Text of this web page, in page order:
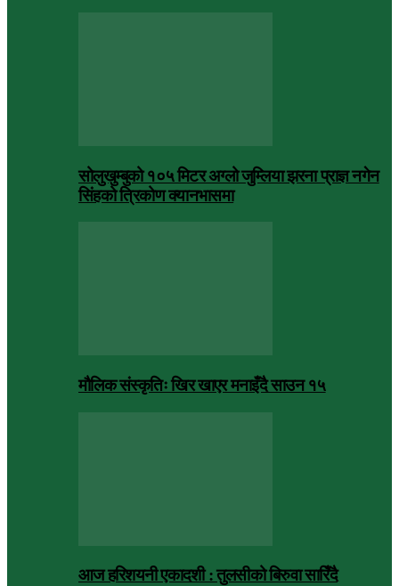
सोलुखुम्बुको १०५ मिटर अग्लो जुम्लिया झरना प्राज्ञ नगेन
सिंहको त्रिकोण क्यानभासमा
मौलिक संस्कृतिः खिर खाएर मनाइँदै साउन १५
आज हरिशयनी एकादशी : तुलसीको बिरुवा सारिँदै